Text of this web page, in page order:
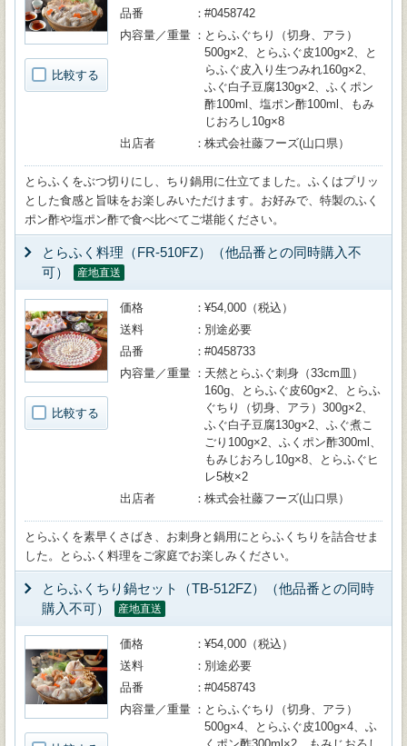
比較する
品番
#0458742
内容量／重量
とらふぐちり（切身、アラ）
500g×2、とらふぐ皮100g×2、と
らふぐ皮入り生つみれ160g×2、
ふぐ白子豆腐130g×2、ふくポン
酢100ml、塩ポン酢100ml、もみ
じおろし10g×8
出店者
株式会社藤フーズ(山口県）
とらふくをぶつ切りにし、ちり鍋用に仕立てました。ふくはプリッ
とした食感と旨味をお楽しみいただけます。お好みで、特製のふく
ポン酢や塩ポン酢で食べ比べてご堪能ください。
とらふく料理（FR-510FZ）（他品番との同時購入不
可）
産地直送
比較する
価格
¥54,000（税込）
送料
別途必要
品番
#0458733
内容量／重量
天然とらふぐ刺身（33cm皿）
160g、とらふぐ皮60g×2、とらふ
ぐちり（切身、アラ）300g×2、
ふぐ白子豆腐130g×2、ふぐ煮こ
ごり100g×2、ふくポン酢300ml、
もみじおろし10g×8、とらふぐヒ
レ5枚×2
出店者
株式会社藤フーズ(山口県）
とらふくを素早くさばき、お刺身と鍋用にとらふくちりを詰合せま
した。とらふく料理をご家庭でお楽しみください。
とらふくちり鍋セット（TB-512FZ）（他品番との同時
購入不可）
産地直送
価格
¥54,000（税込）
送料
別途必要
品番
#0458743
内容量／重量
とらふぐちり（切身、アラ）
500g×4、とらふぐ皮100g×4、ふ